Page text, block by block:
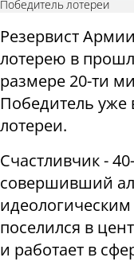
Победитель лотереи
Резервист
лотерею в
размере 20-ти
Победитель уже
лотереи.
Счастливчик -
совершивший
поселился в
и работает в